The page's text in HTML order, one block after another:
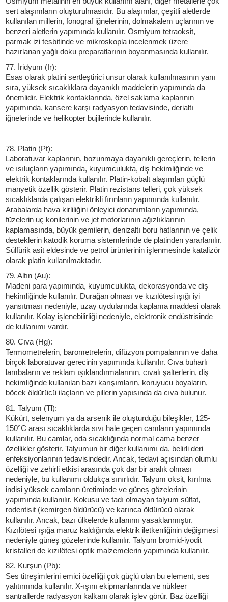
sert alaşımların oluşturulmasıdır. Bu alaşımlar, çeşitli aletlerde
kullanılan millerin, fonograf iğnelerinin, dolmakalem uçlarının ve
benzeri aletlerin yapımında kullanılır. Osmiyum tetraoksit,
parmak izi tesbitinde ve mikroskopla incelenmek üzere
hazırlanan yağlı doku preparatlarının boyanmasında kullanılır.
77. İridyum (Ir):
Esas olarak platini sertleştirici unsur olarak kullanılmasının yanı
sıra, yüksek sıcaklıklara dayanıklı maddelerin yapımında da
önemlidir. Elektrik kontaklarında, özel saklama kaplarının
yapımında, kansere karşı radyasyon tedavisinde, derialtı
iğnelerinde ve helikopter bujilerinde kullanılır.
78. Platin (Pt):
Laboratuvar kaplarının, bozunmaya dayanıklı gereçlerin, tellerin
ve ısıluçların yapımında, kuyumculukta, diş hekimliğinde ve
elektrik kontaklarında kullanılır. Platin-kobalt alaşımları güçlü
manyetik özellik gösterir. Platin rezistans telleri, çok yüksek
sıcaklıklarda çalışan elektrikli fırınların yapımında kullanılır.
Arabalarda hava kirliliğini önleyici donanımların yapımında,
füzelerin uç konilerinin ve jet motorlarının ağızlıklarının
kaplamasında, büyük gemilerin, denizaltı boru hatlarının ve çelik
desteklerin katodik koruma sistemlerinde de platinden yararlanılır.
Sülfürik asit eldesinde ve petrol ürünlerinin işlenmesinde katalizör
olarak platin kullanılmaktadır.
79. Altın (Au):
Madeni para yapımında, kuyumculukta, dekorasyonda ve diş
hekimliğinde kullanılır. Durağan olması ve kızılötesi ışığı iyi
yansıtması nedeniyle, uzay uydularında kaplama maddesi olarak
kullanılır. Kolay işlenebilirliği nedeniyle, elektronik endüstrisinde
de kullanımı vardır.
80. Cıva (Hg):
Termometrelerin, barometrelerin, difüzyon pompalarının ve daha
birçok laboratuvar gerecinin yapımında kullanılır. Cıva buharlı
lambaların ve reklam ışıklandırmalarının, cıvalı şalterlerin, diş
hekimliğinde kullanılan bazı karışımların, koruyucu boyaların,
böcek öldürücü ilaçların ve pillerin yapısında da cıva bulunur.
81. Talyum (Tl):
Kükürt, selenyum ya da arsenik ile oluşturduğu bileşikler, 125-
150°C arası sıcaklıklarda sıvı hale geçen camların yapımında
kullanılır. Bu camlar, oda sıcaklığında normal cama benzer
özellikler gösterir. Talyumun bir diğer kullanımı da, belirli deri
enfeksiyonlarının tedavisindedir. Ancak, tedavi açısından olumlu
özelliği ve zehirli etkisi arasında çok dar bir aralık olması
nedeniyle, bu kullanımı oldukça sınırlıdır. Talyum oksit, kırılma
indisi yüksek camların üretiminde ve güneş gözelerinin
yapımında kullanılır. Kokusu ve tadı olmayan talyum sülfat,
rodentisit (kemirgen öldürücü) ve karınca öldürücü olarak
kullanılır. Ancak, bazı ülkelerde kullanımı yasaklanmıştır.
Kızılötesi ışığa maruz kaldığında elektrik iletkenliğinin değişmesi
nedeniyle güneş gözelerinde kullanılır. Talyum bromid-iyodit
kristalleri de kızılötesi optik malzemelerin yapımında kullanılır.
82. Kurşun (Pb):
Ses titreşimlerini emici özelliği çok güçlü olan bu element, ses
yalıtımında kullanılır. X-ışını ekipmanlarında ve nükleer
santrallerde radyasyon kalkanı olarak işlev görür. Baz özelliği